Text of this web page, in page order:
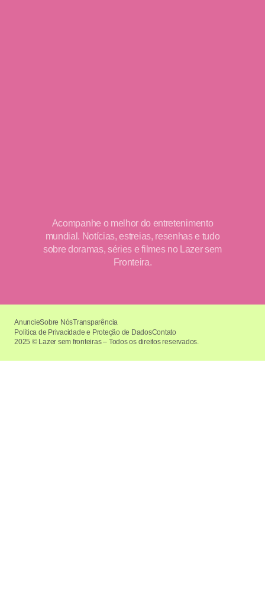
Acompanhe o melhor do entretenimento
mundial. Notícias, estreias, resenhas e tudo
sobre doramas, séries e filmes no Lazer sem
Fronteira.
2025 © Lazer sem fronteiras – Todos os direitos reservados.
AnuncieSobre NósTransparência
Política de Privacidade e Proteção de DadosContato